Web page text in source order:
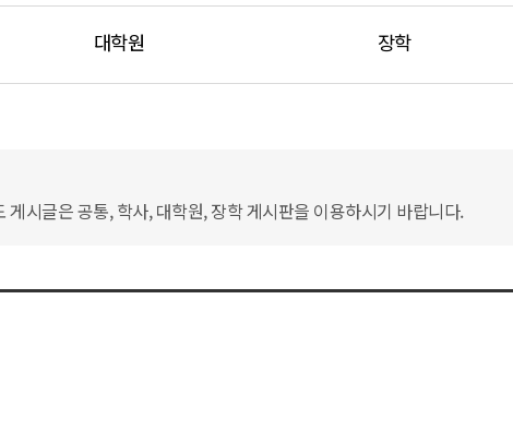
대학원 장학
시글은 공통, 학사, 대학원, 장학 게시판을 이용하시기 바랍니다.